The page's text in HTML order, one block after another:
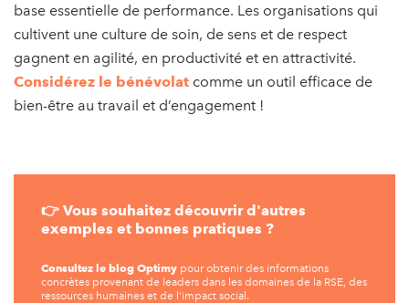
base essentielle de performance. Les organisations qui
cultivent une culture de soin, de sens et de respect
gagnent en agilité, en productivité et en attractivité.
Considérez le bénévolat comme un outil efficace de
bien-être au travail et d’engagement !
👉 Vous souhaitez découvrir d'autres
exemples et bonnes pratiques ?
Consultez le blog Optimy pour obtenir des informations
concrètes provenant de leaders dans les domaines de la RSE, des
ressources humaines et de l'impact social.